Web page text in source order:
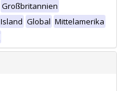
Großbritannien
Island Global Mittelamerika